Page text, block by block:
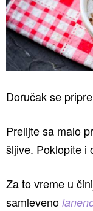
Doručak se
Prelijte sa malo
šljive. Poklopite i
Za to vreme u
samleveno